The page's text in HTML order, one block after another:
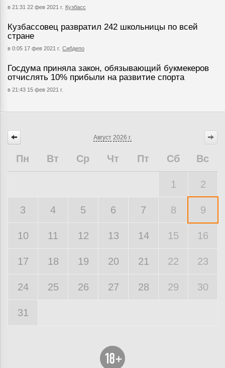
в 21:31 22 фев 2021 г. Кузбасс
Кузбассовец развратил 242 школьницы по всей
стране
в 0:05 17 фев 2021 г. Сибдепо
Госдума приняла закон, обязывающий букмекеров
отчислять 10% прибыли на развитие спорта
в 21:43 15 фев 2021 г.
Август 2026 г.
Пн Вт Ср Чт Пт Сб Вс
1 2
3 4 5 6 7 8 9
10 11 12 13 14 15 16
17 18 19 20 21 22 23
24 25 26 27 28 29 30
31